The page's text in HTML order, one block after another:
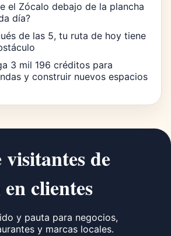
el Zócalo debajo de la plancha
día?
de las 5, tu ruta de hoy tiene
3 mil 196 créditos para
y construir nuevos espacios
de
clientes
y pauta para negocios,
y marcas locales.